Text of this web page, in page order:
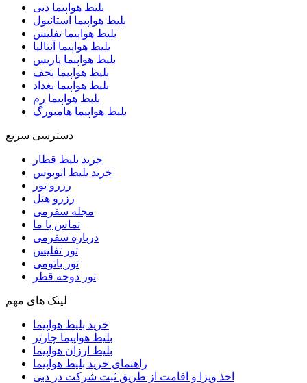
بلیط هواپیما دبی
بلیط هواپیما استانبول
بلیط هواپیما تفلیس
بلیط هواپیما آنتالیا
بلیط هواپیما پاریس
بلیط هواپیما نجف
بلیط هواپیما بغداد
بلیط هواپیما رم
بلیط هواپیما هامبورگ
دسترسی سریع
خرید بلیط قطار
خرید بلیط اتوبوس
رزرو تور
رزرو هتل
مجله سفرمی
تماس با ما
درباره سفرمی
تور تفلیس
تور باتومی
تور دوحه قطر
لینک های مهم
خرید بلیط هواپیما
بلیط هواپیما چارتر
بلیط ارزان هواپیما
راهنمای خرید بلیط هواپیما
اخذ ویزا و اقامت از طریق ثبت شرکت در دبی